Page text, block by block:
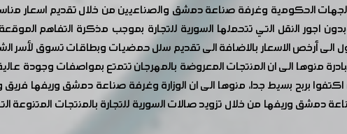
الحكومية وغرفة صناعة دمشق والصناعيين من خلال تقديم اسعار
اجور النقل التي تتحملها السورية للتجارة بموجب مذكرة التفاهم
أرخص الاسعار بالاضافة الى تقديم سلل حمضيات وبطاقات تسوق لأسر
منوها الى ان المنتجات المعروضة بالمهرجان تتمتع بمواصفات وجودة
بربح بسيط جدا، منوها الى ان الوزارة وغرفة صناعة دمشق وريفها
وريفها من خلال تزويد صالات السورية للتجارة بالمنتجات المتنوعة